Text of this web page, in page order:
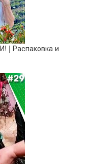
Распаковка и